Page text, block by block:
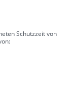
Schutzzeit von